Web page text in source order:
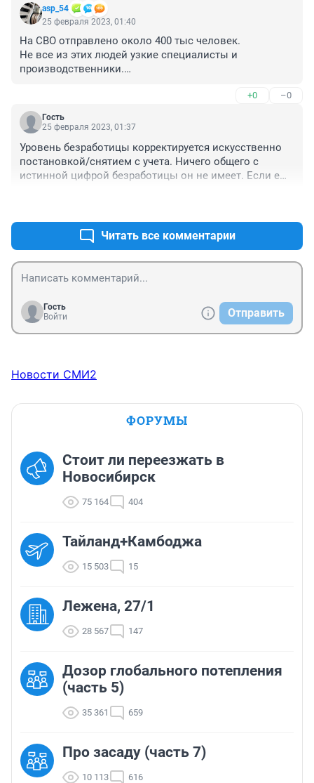
asp_54
25 февраля 2023, 01:40
На СВО отправлено около 400 тыс человек.
Не все из этих людей узкие специалисты и
производственники.
трудоспособное население не работает, а на СВО.
+0 –0
Гость
25 февраля 2023, 01:37
Уровень безработицы корректируется искусственно
постановкой/снятием с учета. Ничего общего с
истинной цифрой безработицы он не имеет. Если еще
Читать все комментарии
Гость
Войти
Отправить
Новости СМИ2
ФОРУМЫ
Стоит ли переезжать в
Новосибирск
75 164 404
Тайланд+Камбоджа
15 503 15
Лежена, 27/1
28 567 147
Дозор глобального потепления
(часть 5)
35 361 659
Про засаду (часть 7)
10 113 616